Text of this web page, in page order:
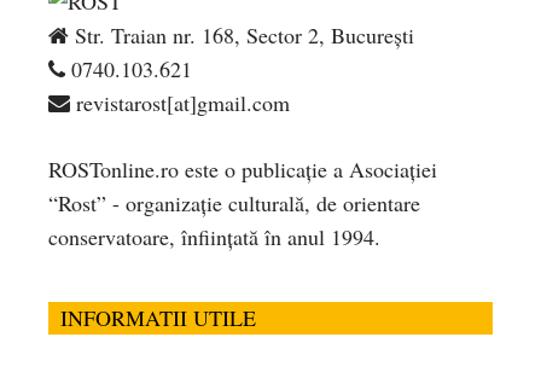
Str. Traian nr. 168, Sector 2, București
0740.103.621
revistarost[at]gmail.com
ROSTonline.ro este o publicaţie a Asociaţiei
“Rost” - organizaţie culturală, de orientare
conservatoare, înfiinţată în anul 1994.
INFORMATII UTILE